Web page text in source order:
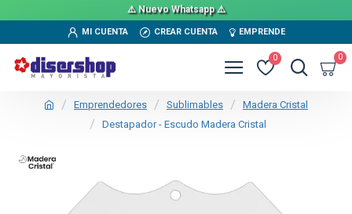
⚠️ Nuevo Whatsapp ⚠️
MI CUENTA CREAR CUENTA EMPRENDE
0 0
Emprendedores Sublimables
Madera Cristal
Destapador - Escudo Madera Cristal
TEXTTRANSPARENTE